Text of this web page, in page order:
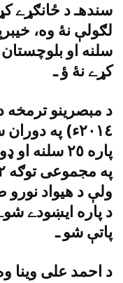
سلنه او
کړے نۀ ؤ ـ
٢٠١٤ء) په
پاره ٢٥
ولې د هيواد
پاتې شو ـ
د احمد على وينا